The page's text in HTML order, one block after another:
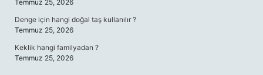
Temmuz 25, 2026
Denge için hangi doğal taş kullanılır ?
Temmuz 25, 2026
Keklik hangi familyadan ?
Temmuz 25, 2026